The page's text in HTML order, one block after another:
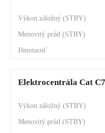
Elektrocentrála Cat